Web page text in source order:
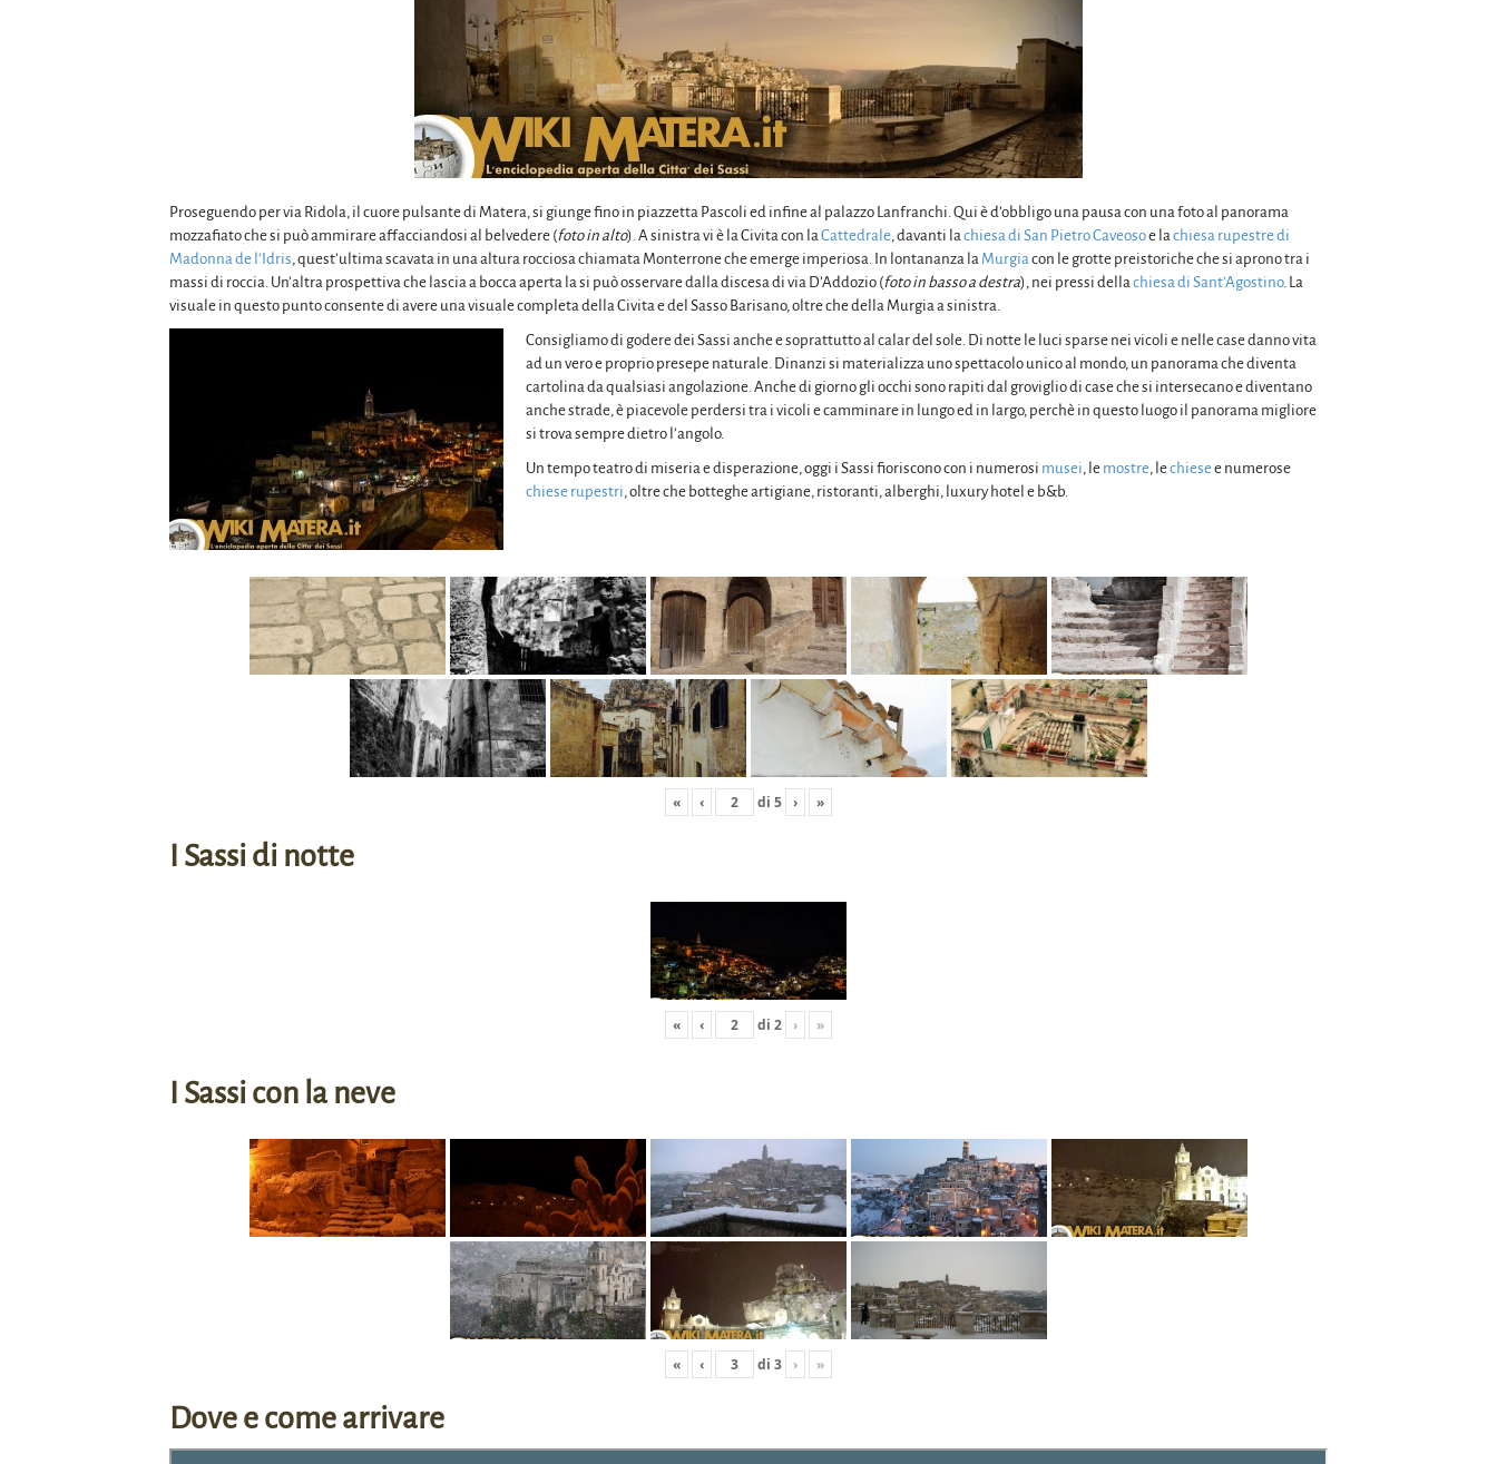
Proseguendo per via Ridola, il cuore pulsante di Matera, si giunge fino in piazzetta Pascoli ed infine al palazzo Lanfranchi. Qui è d’obbligo una pausa con una foto al panorama
mozzafiato che si può ammirare affacciandosi al belvedere (foto in alto). A sinistra vi è la Civita con laCattedrale, davanti lachiesa di San Pietro Caveosoe lachiesa rupestre di
Madonna de l’Idris, quest’ultima scavata in una altura rocciosa chiamata Monterrone che emerge imperiosa. In lontananza la Murgiacon le grotte preistoriche che si aprono tra i
massi di roccia. Un’altra prospettiva che lascia a bocca aperta la si può osservare dalla discesa di via D’Addozio (foto in basso a destra), nei pressi dellachiesa di Sant’Agostino. La
visuale in questo punto consente di avere una visuale completa della Civita e del Sasso Barisano, oltre che della Murgia a sinistra.
Consigliamo di godere dei Sassi anche e soprattutto al calar del sole. Di notte le luci sparse nei vicoli e nelle case danno vita
ad un vero e proprio presepe naturale. Dinanzi si materializza uno spettacolo unico al mondo, un panorama che diventa
cartolina da qualsiasi angolazione. Anche di giorno gli occhi sono rapiti dal groviglio di case che si intersecano e diventano
anche strade, è piacevole perdersi tra i vicoli e camminare in lungo ed in largo, perchè in questo luogo il panorama migliore
si trova sempre dietro l’angolo.
Un tempo teatro di miseria e disperazione, oggi i Sassi fioriscono con i numerosi musei, le mostre, lechiesee numerose
chiese rupestri, oltre che botteghe artigiane, ristoranti, alberghi, luxury hotel e b&b.
« ‹ di 5 › »
I Sassi di notte
« ‹ di 2 › »
I Sassi con la neve
« ‹ di 3 › »
Dove e come arrivare